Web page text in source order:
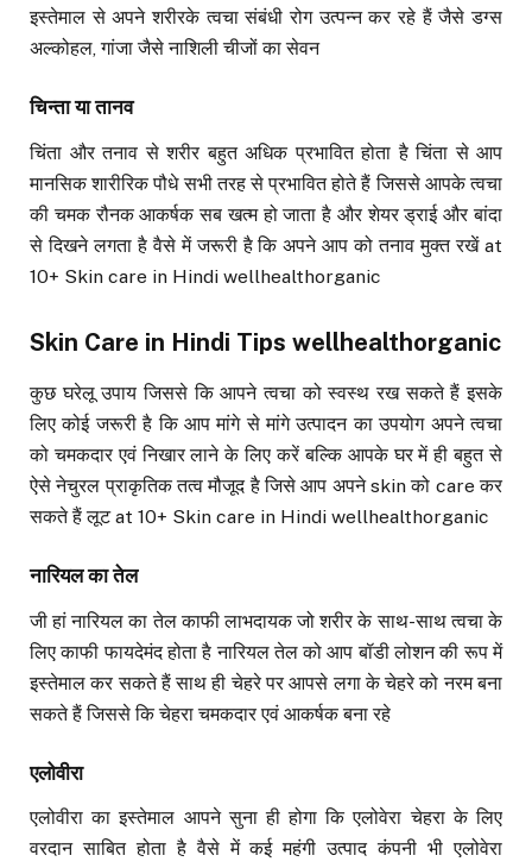
इस्तेमाल से अपने शरीरके त्वचा संबंधी रोग उत्पन्न कर रहे हैं जैसे डग्स
अल्कोहल, गांजा जैसे नाशिली चीजों का सेवन
चिन्ता या तानव
चिंता और तनाव से शरीर बहुत अधिक प्रभावित होता है चिंता से आप
मानसिक शारीरिक पौधे सभी तरह से प्रभावित होते हैं जिससे आपके त्वचा
की चमक रौनक आकर्षक सब खत्म हो जाता है और शेयर ड्राई और बांदा
से दिखने लगता है वैसे में जरूरी है कि अपने आप को तनाव मुक्त रखें at
10+ Skin care in Hindi wellhealthorganic
Skin Care in Hindi Tips wellhealthorganic
कुछ घरेलू उपाय जिससे कि आपने त्वचा को स्वस्थ रख सकते हैं इसके
लिए कोई जरूरी है कि आप मांगे से मांगे उत्पादन का उपयोग अपने त्वचा
को चमकदार एवं निखार लाने के लिए करें बल्कि आपके घर में ही बहुत से
ऐसे नेचुरल प्राकृतिक तत्व मौजूद है जिसे आप अपने skin को care कर
सकते हैं लूट at 10+ Skin care in Hindi wellhealthorganic
नारियल का तेल
जी हां नारियल का तेल काफी लाभदायक जो शरीर के साथ-साथ त्वचा के
लिए काफी फायदेमंद होता है नारियल तेल को आप बॉडी लोशन की रूप में
इस्तेमाल कर सकते हैं साथ ही चेहरे पर आपसे लगा के चेहरे को नरम बना
सकते हैं जिससे कि चेहरा चमकदार एवं आकर्षक बना रहे
एलोवीरा
एलोवीरा का इस्तेमाल आपने सुना ही होगा कि एलोवेरा चेहरा के लिए
वरदान साबित होता है वैसे में कई महंगी उत्पाद कंपनी भी एलोवेरा